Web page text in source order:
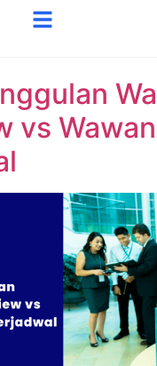
vs